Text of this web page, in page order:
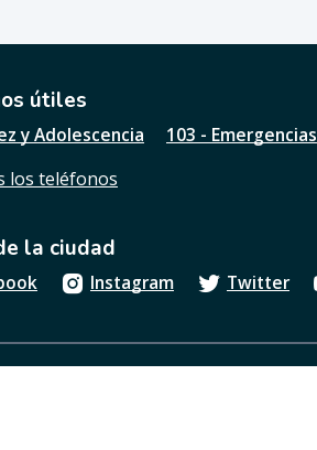
útiles
y Adolescencia 103 - Emergencias
los teléfonos
la ciudad
Instagram Twitter